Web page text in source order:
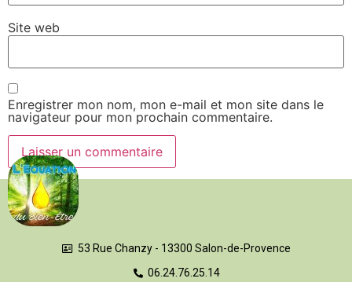
Site web
Enregistrer mon nom, mon e-mail et mon site dans le
navigateur pour mon prochain commentaire.
53 Rue Chanzy - 13300 Salon-de-Provence
06.24.76.25.14